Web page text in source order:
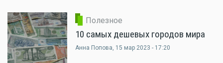
Полезное
10 самых дешевых городов мира
Анна Попова, 15 мар 2023 - 17:20